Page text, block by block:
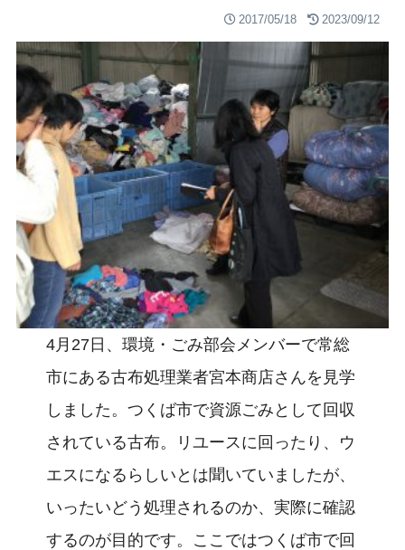
2017/05/18 2023/09/12
4月27日、環境・ごみ部会メンバーで常総
市にある古布処理業者宮本商店さんを見学
しました。つくば市で資源ごみとして回収
されている古布。リユースに回ったり、ウ
エスになるらしいとは聞いていましたが、
いったいどう処理されるのか、実際に確認
するのが目的です。ここではつくば市で回